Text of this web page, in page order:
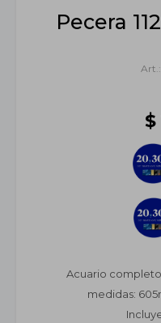
Pecera
$
Acuario completo
medidas: